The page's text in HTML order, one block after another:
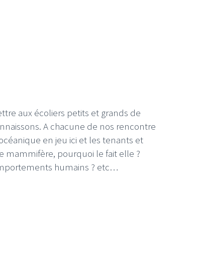
aux écoliers petits et grands de
A chacune de nos rencontre
en jeu ici et les tenants et
mammifère, pourquoi le fait elle ?
humains ? etc…